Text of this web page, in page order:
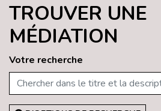
TROUVER UNE
MÉDIATION
Votre recherche